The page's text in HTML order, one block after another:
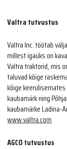
Valtra tutvustus
Valtra Inc. töötab
millest igaüks on
Valtra traktorid, mis
taluvad kõige
kõige
kaubamärk ning
kaubamärke Ladina-
www.valtra.com
AGCO tutvustus